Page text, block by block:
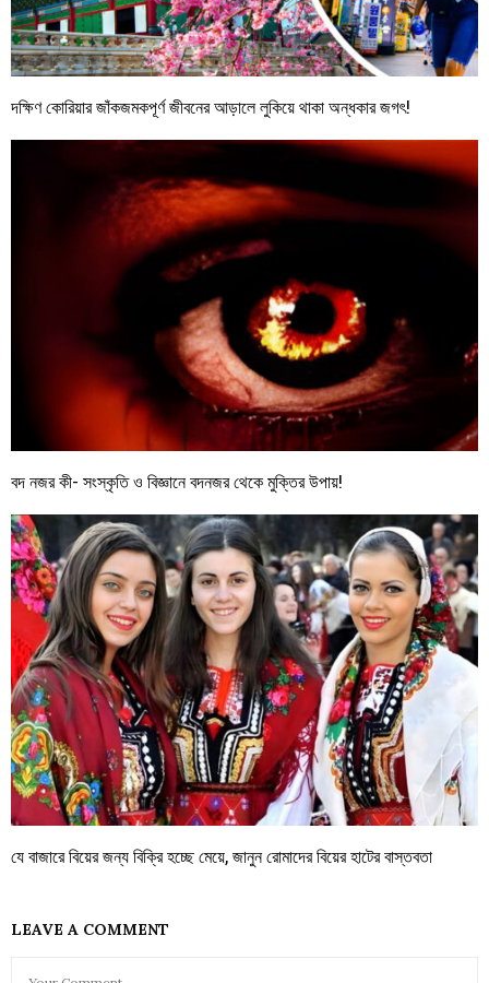
দক্ষিণ কোরিয়ার জাঁকজমকপূর্ণ জীবনের আড়ালে লুকিয়ে থাকা অন্ধকার জগৎ!
বদ নজর কী- সংস্কৃতি ও বিজ্ঞানে বদনজর থেকে মুক্তির উপায়!
যে বাজারে বিয়ের জন্য বিক্রি হচ্ছে মেয়ে, জানুন রোমাদের বিয়ের হাটের বাস্তবতা
LEAVE A COMMENT